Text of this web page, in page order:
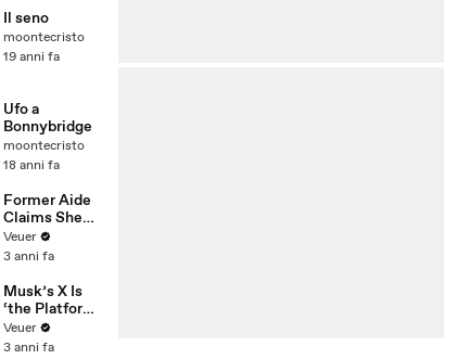
Il seno
moontecristo
19 anni fa
Ufo a
Bonnybridge
moontecristo
18 anni fa
Former Aide
Claims She
Was Asked to
Make a ‘Hit
Trump
Veuer
3 anni fa
Musk’s X Is
‘the Platform
With the
Largest Ratio
Veuer
3 anni fa